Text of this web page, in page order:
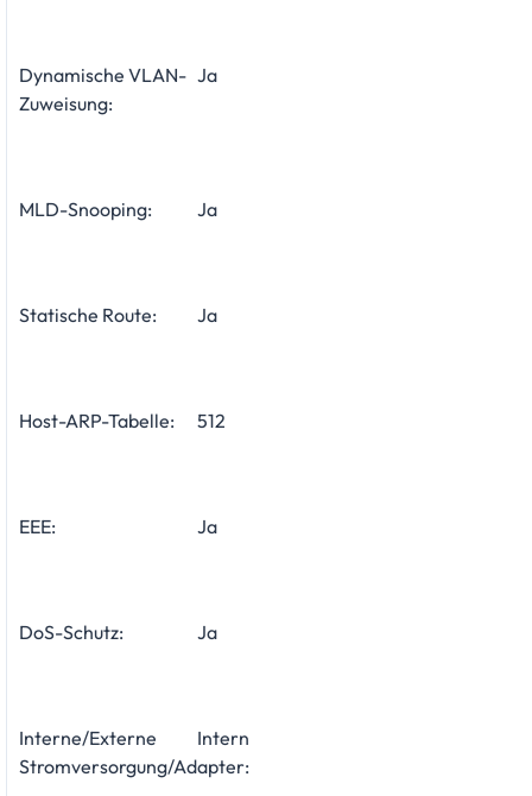
Dynamische VLAN-
Zuweisung:
Ja
MLD-Snooping: Ja
Statische Route: Ja
Host-ARP-Tabelle: 512
EEE: Ja
DoS-Schutz: Ja
Interne/Externe
Stromversorgung/Adapter:
Intern